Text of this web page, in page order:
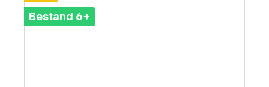
Bestand 6+